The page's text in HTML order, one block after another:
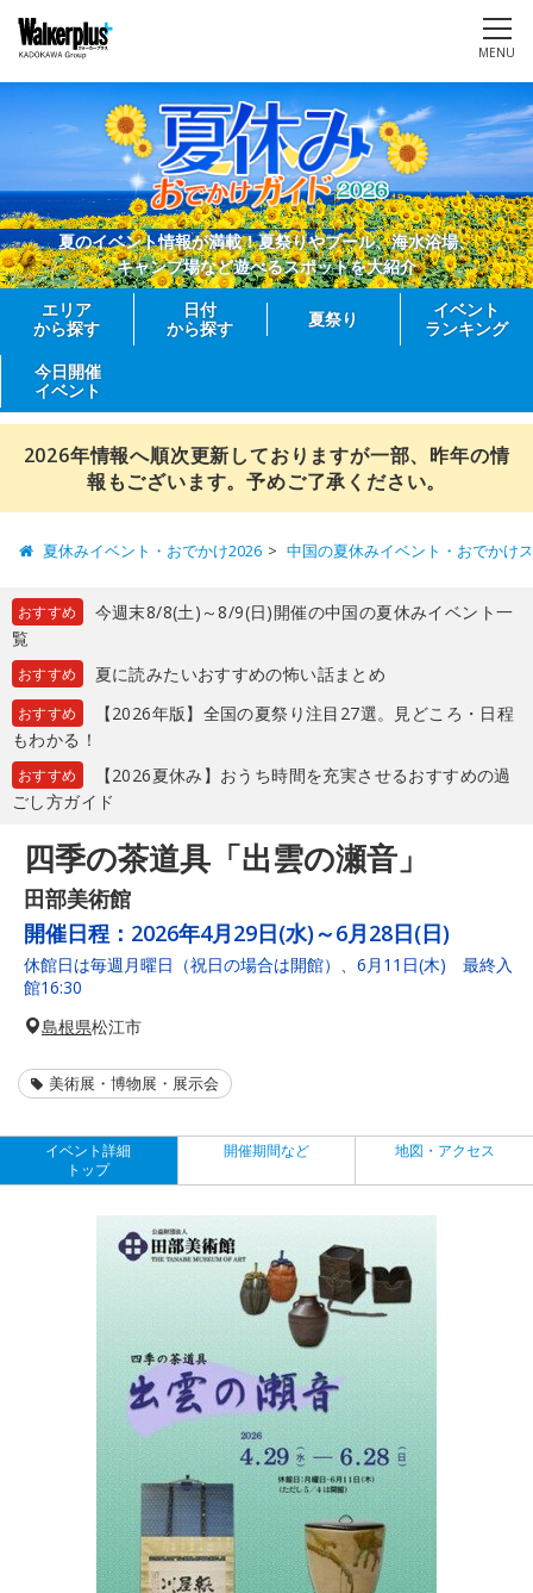
MENU
夏のイベント情報が満載！夏祭りやプール、海水浴場、
キャンプ場など遊べるスポットを大紹介
エリア
から探す
日付
から探す
夏祭り
イベント
ランキング
今日開催
イベント
2026年情報へ順次更新しておりますが一部、昨年の情
報もございます。予めご了承ください。
夏休みイベント・おでかけ2026 中国の夏休みイベント・おでかけ
おすすめ
今週末8/8(土)～8/9(日)開催の中国の夏休みイベント一
覧
おすすめ 夏に読みたいおすすめの怖い話まとめ
おすすめ
【2026年版】全国の夏祭り注目27選。見どころ・日程
もわかる！
おすすめ
【2026夏休み】おうち時間を充実させるおすすめの過
ごし方ガイド
四季の茶道具「出雲の瀬音」
田部美術館
開催日程： 2026年4月29日(水)～6月28日(日)
休館日は毎週月曜日（祝日の場合は開館）、6月11日(木) 最終入
館16:30
島根県松江市
美術展・博物展・展示会
イベント詳細
トップ
開催期間など 地図・アクセス